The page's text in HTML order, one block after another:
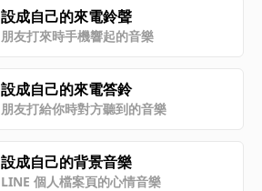
設成自己的來電鈴聲
朋友打來時手機響起的音樂
設成自己的來電答鈴
朋友打給你時對方聽到的音樂
設成自己的背景音樂
LINE 個人檔案頁的心情音樂